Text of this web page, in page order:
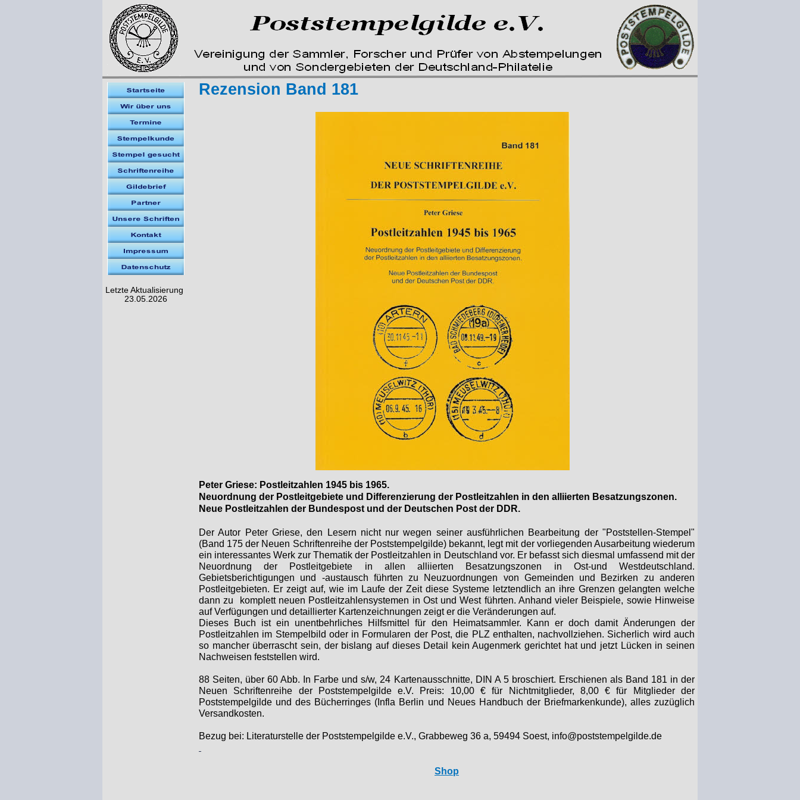
Letzte Aktualisierung
23.05.2026
Rezension Band 181
Peter Griese: Postleitzahlen 1945 bis 1965.
Neuordnung der Postleitgebiete und Differenzierung der Postleitzahlen in den alliierten Besatzungszonen.
Neue Postleitzahlen der Bundespost und der Deutschen Post der DDR.
Der Autor Peter Griese, den Lesern nicht nur wegen seiner ausführlichen Bearbeitung der "Poststellen-Stempel"
(Band 175 der Neuen Schriftenreihe der Poststempelgilde) bekannt, legt mit der vorliegenden Ausarbeitung wiederum
ein interessantes Werk zur Thematik der Postleitzahlen in Deutschland vor. Er befasst sich diesmal umfassend mit der
Neuordnung der Postleitgebiete in allen alliierten Besatzungszonen in Ost-und Westdeutschland.
Gebietsberichtigungen und -austausch führten zu Neuzuordnungen von Gemeinden und Bezirken zu anderen
Postleitgebieten. Er zeigt auf, wie im Laufe der Zeit diese Systeme letztendlich an ihre Grenzen gelangten welche
dann zu komplett neuen Postleitzahlensystemen in Ost und West führten. Anhand vieler Beispiele, sowie Hinweise
auf Verfügungen und detaillierter Kartenzeichnungen zeigt er die Veränderungen auf.
Dieses Buch ist ein unentbehrliches Hilfsmittel für den Heimatsammler. Kann er doch damit Änderungen der
Postleitzahlen im Stempelbild oder in Formularen der Post, die PLZ enthalten, nachvollziehen. Sicherlich wird auch
so mancher überrascht sein, der bislang auf dieses Detail kein Augenmerk gerichtet hat und jetzt Lücken in seinen
Nachweisen feststellen wird.
88 Seiten, über 60 Abb. In Farbe und s/w, 24 Kartenausschnitte, DIN A 5 broschiert. Erschienen als Band 181 in der
Neuen Schriftenreihe der Poststempelgilde e.V. Preis: 10,00 € für Nichtmitglieder, 8,00 € für Mitglieder der
Poststempelgilde und des Bücherringes (Infla Berlin und Neues Handbuch der Briefmarkenkunde), alles zuzüglich
Versandkosten.
Bezug bei: Literaturstelle der Poststempelgilde e.V., Grabbeweg 36 a, 59494 Soest, info@poststempelgilde.de
Shop